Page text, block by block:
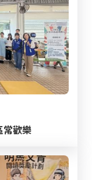
歡樂